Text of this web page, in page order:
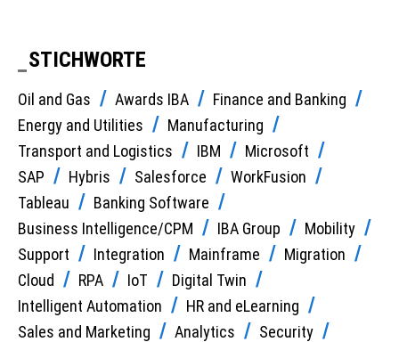
STICHWORTE
Oil and Gas Awards IBA
Finance and Banking
Energy and Utilities
Manufacturing
Transport and Logistics
IBM
Microsoft
SAP
Hybris Salesforce
WorkFusion
Tableau
Banking Software
Business Intelligence/CPM
IBA Group
Mobility
Support
Integration Mainframe
Migration
Cloud
RPA IoT
Digital Twin
Intelligent Automation
HR and eLearning
Sales and Marketing
Analytics
Security